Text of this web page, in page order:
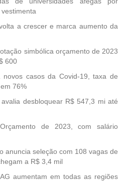
a crescer e marca aumento da
simbólica orçamento de 2023
600
novos casos da Covid-19, taxa de
76%
desbloquear R$ 547,3 mi até
de 2023, com salário
anuncia seleção com 108 vagas de
a R$ 3,4 mil
aumentam em todas as regiões